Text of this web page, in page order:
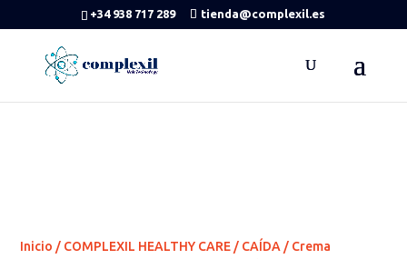
+34 938 717 289 tienda@complexil.es
Inicio / COMPLEXIL HEALTHY CARE / CAÍDA / Crema